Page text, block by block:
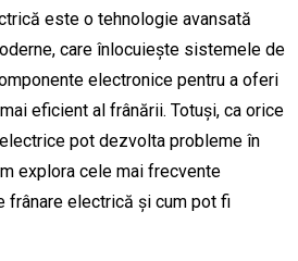
este o tehnologie avansată
care înlocuiește sistemele de
electronice pentru a oferi
eficient al frânării. Totuși, ca orice
pot dezvolta probleme în
explora cele mai frecvente
frânare electrică și cum pot fi